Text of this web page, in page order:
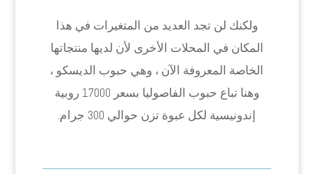
ولكنك لن تجد العديد من المتغيرات في هذا
المكان في المحلات الأخرى لأن لديها منتجاتها
الخاصة المعروفة الآن ، وهي حبوب الديسكو ،
وهنا تباع حبوب الفاصوليا بسعر 17000 روبية
إندونيسية لكل عبوة تزن حوالي 300 جرام.